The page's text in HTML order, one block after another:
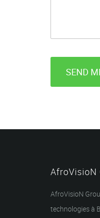
SEND
AfroVisioN
AfroVisioN
technologies à